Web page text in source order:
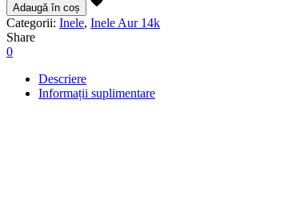
Adaugă în coș
Categorii: Inele, Inele Aur 14k
Share
0
Descriere
Informații suplimentare